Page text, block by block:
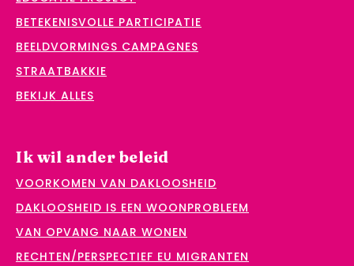
BETEKENISVOLLE PARTICIPATIE
BEELDVORMINGS CAMPAGNES
STRAATBAKKIE
BEKIJK ALLES
Ik wil ander beleid
VOORKOMEN VAN DAKLOOSHEID
DAKLOOSHEID IS EEN WOONPROBLEEM
VAN OPVANG NAAR WONEN
RECHTEN/PERSPECTIEF EU MIGRANTEN